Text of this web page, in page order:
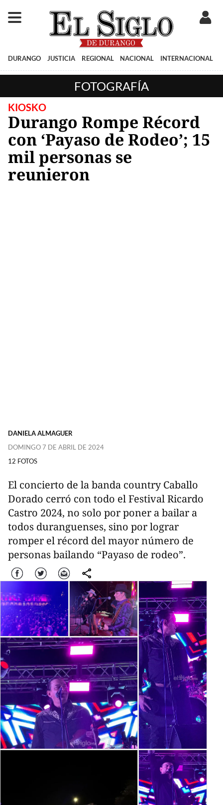
DURANGO JUSTICIA REGIONAL NACIONAL INTERNACIONAL
FOTOGRAFÍA
KIOSKO
Durango Rompe Récord
con ‘Payaso de Rodeo’; 15
mil personas se
reunieron
DANIELA ALMAGUER
DOMINGO 7 DE ABRIL DE 2024
12 FOTOS
El concierto de la banda country Caballo
Dorado cerró con todo el Festival Ricardo
Castro 2024, no solo por poner a bailar a
todos duranguenses, sino por lograr
romper el récord del mayor número de
personas bailando “Payaso de rodeo”.
Facebook Twitter Correo comparte